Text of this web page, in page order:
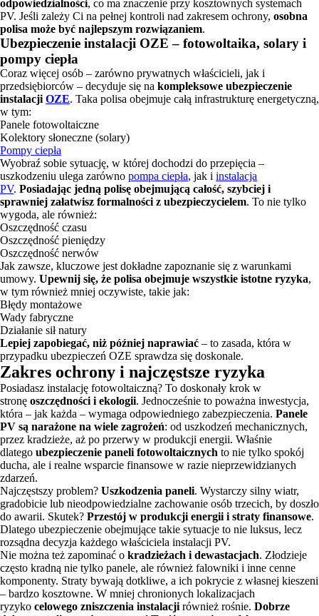
odpowiedzialności, co ma znaczenie przy kosztownych systemach
PV. Jeśli zależy Ci na pełnej kontroli nad zakresem ochrony, osobna
polisa może być najlepszym rozwiązaniem.
Ubezpieczenie instalacji OZE – fotowoltaika, solary i
pompy ciepła
Coraz więcej osób – zarówno prywatnych właścicieli, jak i
przedsiębiorców – decyduje się na kompleksowe ubezpieczenie
instalacji OZE. Taka polisa obejmuje całą infrastrukturę energetyczną,
w tym:
Panele fotowoltaiczne
Kolektory słoneczne (solary)
Pompy ciepła
Wyobraź sobie sytuację, w której dochodzi do przepięcia –
uszkodzeniu ulega zarówno pompa ciepła, jak i instalacja
PV. Posiadając jedną polisę obejmującą całość, szybciej i
sprawniej załatwisz formalności z ubezpieczycielem. To nie tylko
wygoda, ale również:
Oszczędność czasu
Oszczędność pieniędzy
Oszczędność nerwów
Jak zawsze, kluczowe jest dokładne zapoznanie się z warunkami
umowy. Upewnij się, że polisa obejmuje wszystkie istotne ryzyka,
w tym również mniej oczywiste, takie jak:
Błędy montażowe
Wady fabryczne
Działanie sił natury
Lepiej zapobiegać, niż później naprawiać – to zasada, która w
przypadku ubezpieczeń OZE sprawdza się doskonale.
Zakres ochrony i najczęstsze ryzyka
Posiadasz instalację fotowoltaiczną? To doskonały krok w
stronę oszczędności i ekologii. Jednocześnie to poważna inwestycja,
która – jak każda – wymaga odpowiedniego zabezpieczenia. Panele
PV są narażone na wiele zagrożeń: od uszkodzeń mechanicznych,
przez kradzieże, aż po przerwy w produkcji energii. Właśnie
dlatego ubezpieczenie paneli fotowoltaicznych to nie tylko spokój
ducha, ale i realne wsparcie finansowe w razie nieprzewidzianych
zdarzeń.
Najczęstszy problem? Uszkodzenia paneli. Wystarczy silny wiatr,
gradobicie lub nieodpowiedzialne zachowanie osób trzecich, by doszło
do awarii. Skutek? Przestój w produkcji energii i straty finansowe.
Dlatego ubezpieczenie obejmujące takie sytuacje to nie luksus, lecz
rozsądna decyzja każdego właściciela instalacji PV.
Nie można też zapominać o kradzieżach i dewastacjach. Złodzieje
często kradną nie tylko panele, ale również falowniki i inne cenne
komponenty. Straty bywają dotkliwe, a ich pokrycie z własnej kieszeni
– bardzo kosztowne. W mniej chronionych lokalizacjach
ryzyko celowego zniszczenia instalacji również rośnie. Dobrze